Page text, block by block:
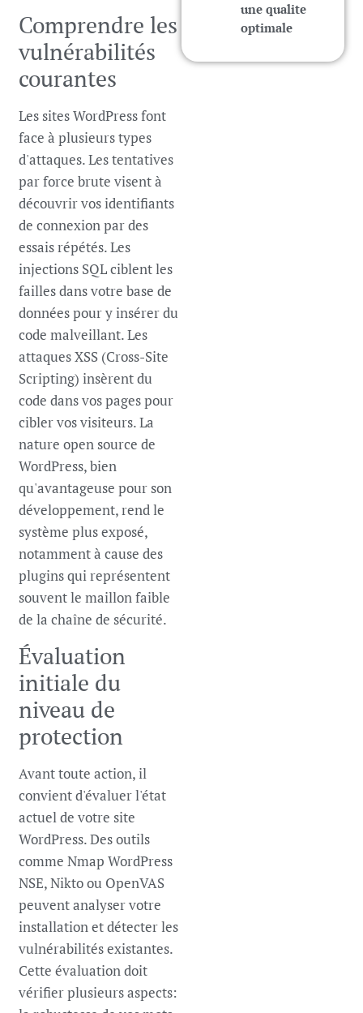
Comprendre les
vulnérabilités
courantes
Les sites WordPress font
face à plusieurs types
d'attaques. Les tentatives
par force brute visent à
découvrir vos identifiants
de connexion par des
essais répétés. Les
injections SQL ciblent les
failles dans votre base de
données pour y insérer du
code malveillant. Les
attaques XSS (Cross-Site
Scripting) insèrent du
code dans vos pages pour
cibler vos visiteurs. La
nature open source de
WordPress, bien
qu'avantageuse pour son
développement, rend le
système plus exposé,
notamment à cause des
plugins qui représentent
souvent le maillon faible
de la chaîne de sécurité.
Évaluation
initiale du
niveau de
protection
Avant toute action, il
convient d'évaluer l'état
actuel de votre site
WordPress. Des outils
comme Nmap WordPress
NSE, Nikto ou OpenVAS
peuvent analyser votre
installation et détecter les
vulnérabilités existantes.
Cette évaluation doit
vérifier plusieurs aspects:
une qualite
optimale